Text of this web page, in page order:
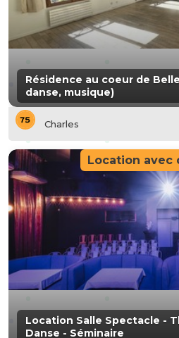
Résidence au coeur de
danse, musique)
Charles
Location Salle Spectacle -
Danse - Séminaire
Location avec